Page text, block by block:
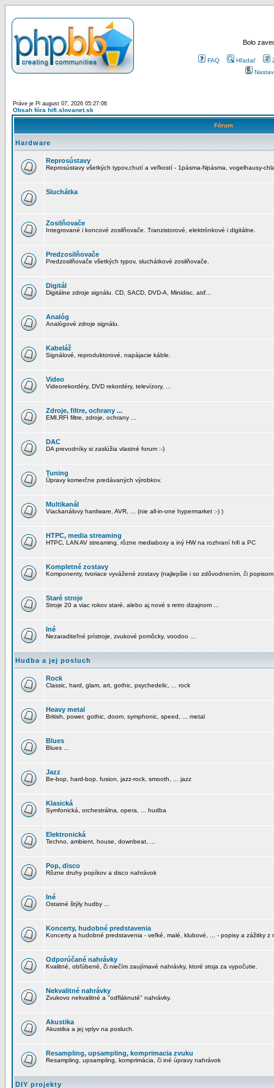
Bolo
FAQ Hľadať
Práve je Pi august 07, 2026 05:27:06
Obsah fóra hifi.slovanet.sk
Fórum
Hardware
Reprosústavy
Reprosústavy všetkých typov,chutí a veľkostí - 1pásma-Npásma, vogelhausy-
Sluchátka
Zosilňovače
Integrované i koncové zosilňovače. Tranzistorové, elektrónkové i digitálne.
Predzosilňovače
Predzosilňovače všetkých typov, sluchátkové zosilňovače.
Digitál
Digitálne zdroje signálu. CD, SACD, DVD-A, Minidisc, atď...
Analóg
Analógové zdroje signálu.
Kabeláž
Signálové, reproduktorové, napájacie káble.
Video
Videorekordéry, DVD rekordéry, televízory, ...
Zdroje, filtre, ochrany ...
EMI,RFI filtre, zdroje, ochrany ...
DAC
DA prevodníky si zaslúžia vlastné forum :-)
Tuning
Úpravy komerčne predávaných výrobkov.
Multikanál
Viackanálovy hardware, AVR, ... (nie all-in-one hypermarket :-) )
HTPC, media streaming
HTPC, LAN AV streaming, rôzne mediaboxy a iný HW na rozhraní hifi a PC
Kompletné zostavy
Komponenty, tvoriace vyvážené zostavy (najlepšie i so zdôvodnením, či
Staré stroje
Stroje 20 a viac rokov staré, alebo aj nové s retro dizajnom ...
Iné
Nezaraditeľné prístroje, zvukové pomôcky, voodoo ...
Hudba a jej posluch
Rock
Classic, hard, glam, art, gothic, psychedelic, ... rock
Heavy metal
British, power, gothic, doom, symphonic, speed, ... metal
Blues
Blues ...
Jazz
Be-bop, hard-bop, fusion, jazz-rock, smooth, ... jazz
Klasická
Symfonická, orchestrálna, opera, ... hudba
Elektronická
Techno, ambient, house, downbeat, ...
Pop, disco
Rôzne druhy popíkov a disco nahrávok
Iné
Ostatné štýly hudby ...
Koncerty, hudobné predstavenia
Koncerty a hudobné predstavenia - veľké, malé, klubové, ... - popisy a zážitky z
Odporúčané nahrávky
Kvalitné, obľúbené, či niečím zaujímavé nahrávky, ktoré stoja za vypočutie.
Nekvalitné nahrávky
Zvukovo nekvalitné a "odfláknuté" nahrávky.
Akustika
Akustika a jej vplyv na posluch.
Resampling, upsampling, komprimacia zvuku
Resampling, upsampling, komprimácia, či iné úpravy nahrávok
DIY projekty